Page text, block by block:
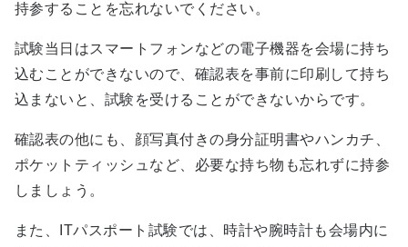
持参することを忘れないでください。
試験当日はスマートフォンなどの電子機器を会場に持ち
込むことができないので、確認表を事前に印刷して持ち
込まないと、試験を受けることができないからです。
確認表の他にも、顔写真付きの身分証明書やハンカチ、
ポケットティッシュなど、必要な持ち物も忘れずに持参
しましょう。
また、ITパスポート試験では、時計や腕時計も会場内に